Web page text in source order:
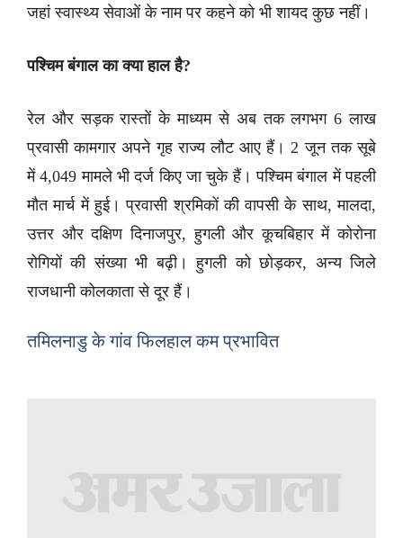
जहां स्वास्थ्य सेवाओं के नाम पर कहने को भी शायद कुछ नहीं।
पश्चिम बंगाल का क्या हाल है?
रेल और सड़क रास्तों के माध्यम से अब तक लगभग 6 लाख
प्रवासी कामगार अपने गृह राज्य लौट आए हैं। 2 जून तक सूबे
में 4,049 मामले भी दर्ज किए जा चुके हैं। पश्चिम बंगाल में पहली
मौत मार्च में हुई। प्रवासी श्रमिकों की वापसी के साथ, मालदा,
उत्तर और दक्षिण दिनाजपुर, हुगली और कूचबिहार में कोरोना
रोगियों की संख्या भी बढ़ी। हुगली को छोड़कर, अन्य जिले
राजधानी कोलकाता से दूर हैं।
तमिलनाडु के गांव फिलहाल कम प्रभावित